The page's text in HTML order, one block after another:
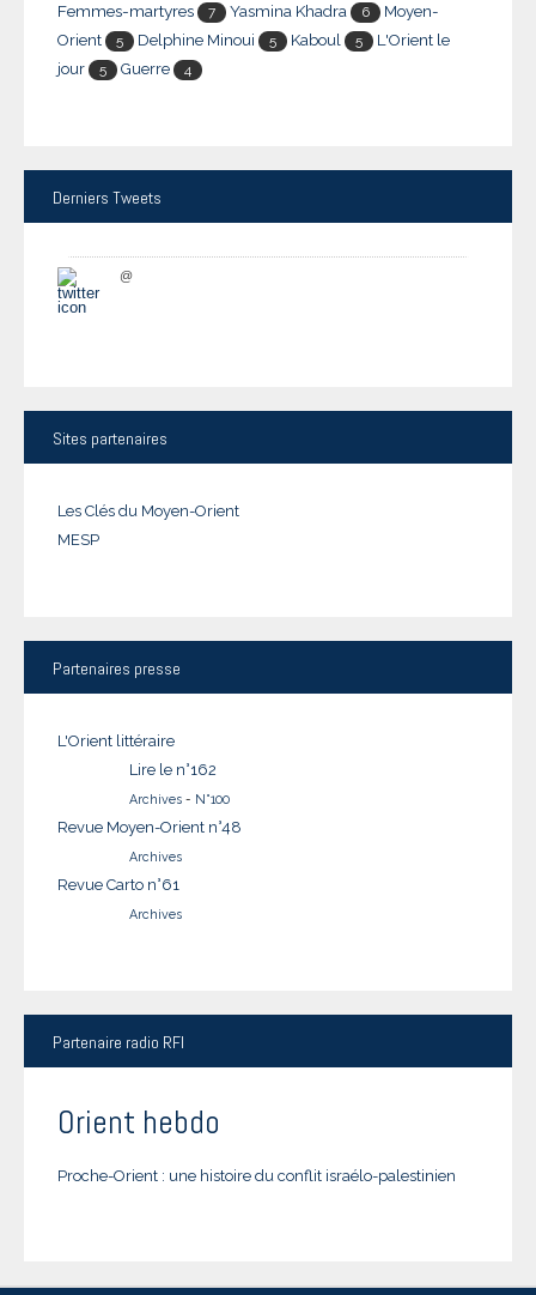
Femmes-martyres 7 Yasmina Khadra 6
Moyen-
Orient
5 Delphine Minoui 5 Kaboul 5
L'Orient le
jour
5 Guerre 4
Derniers Tweets
@
Sites partenaires
Les Clés du Moyen-Orient
MESP
Partenaires presse
L'Orient littéraire
Lire le n°162
Archives - N°100
Revue Moyen-Orient n°48
Archives
Revue Carto n°61
Archives
Partenaire radio RFI
Orient hebdo
Proche-Orient : une histoire du conflit israélo-palestinien